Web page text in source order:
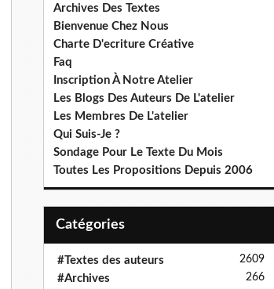
Archives Des Textes
Bienvenue Chez Nous
Charte D'ecriture Créative
Faq
Inscription À Notre Atelier
Les Blogs Des Auteurs De L'atelier
Les Membres De L'atelier
Qui Suis-Je ?
Sondage Pour Le Texte Du Mois
Toutes Les Propositions Depuis 2006
Catégories
#Textes des auteurs 2609
#Archives 266